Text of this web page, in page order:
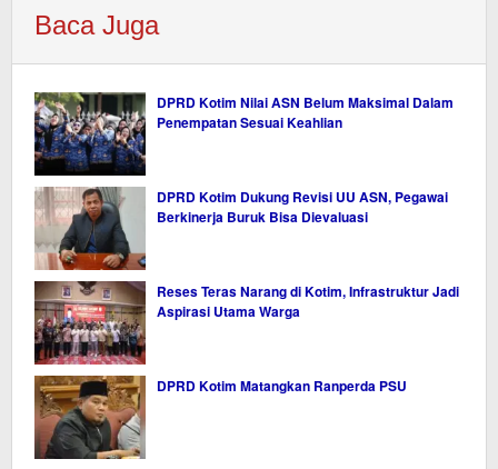
Baca Juga
DPRD Kotim Nilai ASN Belum Maksimal Dalam
Penempatan Sesuai Keahlian
DPRD Kotim Dukung Revisi UU ASN, Pegawai
Berkinerja Buruk Bisa Dievaluasi
Reses Teras Narang di Kotim, Infrastruktur Jadi
Aspirasi Utama Warga
DPRD Kotim Matangkan Ranperda PSU